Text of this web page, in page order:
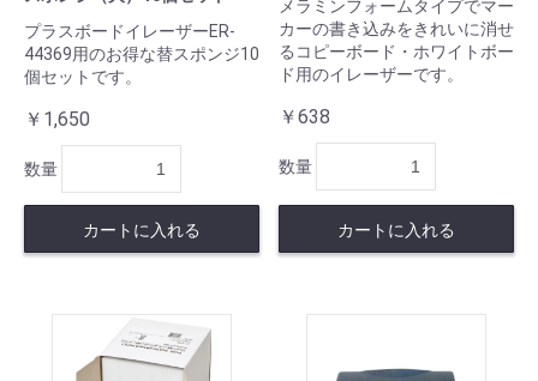
プラスボードイレーザーER-
44369用のお得な替スポンジ10
個セットです。
￥1,650
数量
カートに入れる
メラミンフォームタイプでマー
カーの書き込みをきれいに消せ
るコピーボード・ホワイトボー
ド用のイレーザーです。
￥638
数量
カートに入れる
カートへ進む
カート（お見積）へ進む